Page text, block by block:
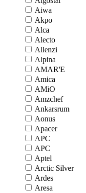
Aiwa
Akpo
Alca
Alecto
Allenzi
Alpina
AMAR'E
Amica
AMiO
Amzchef
Ankarsrum
Aonus
Apacer
APC
APC
Aptel
Arctic Silver
Ardes
Aresa